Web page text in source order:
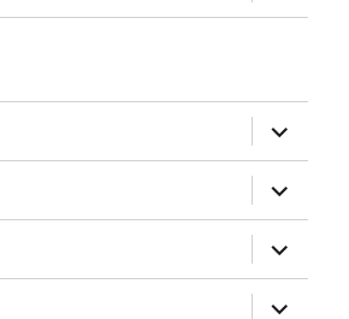
sous-
ouvrir
le
sous-
menu
ouvrir
le
sous-
menu
ouvrir
le
sous-
menu
ouvrir